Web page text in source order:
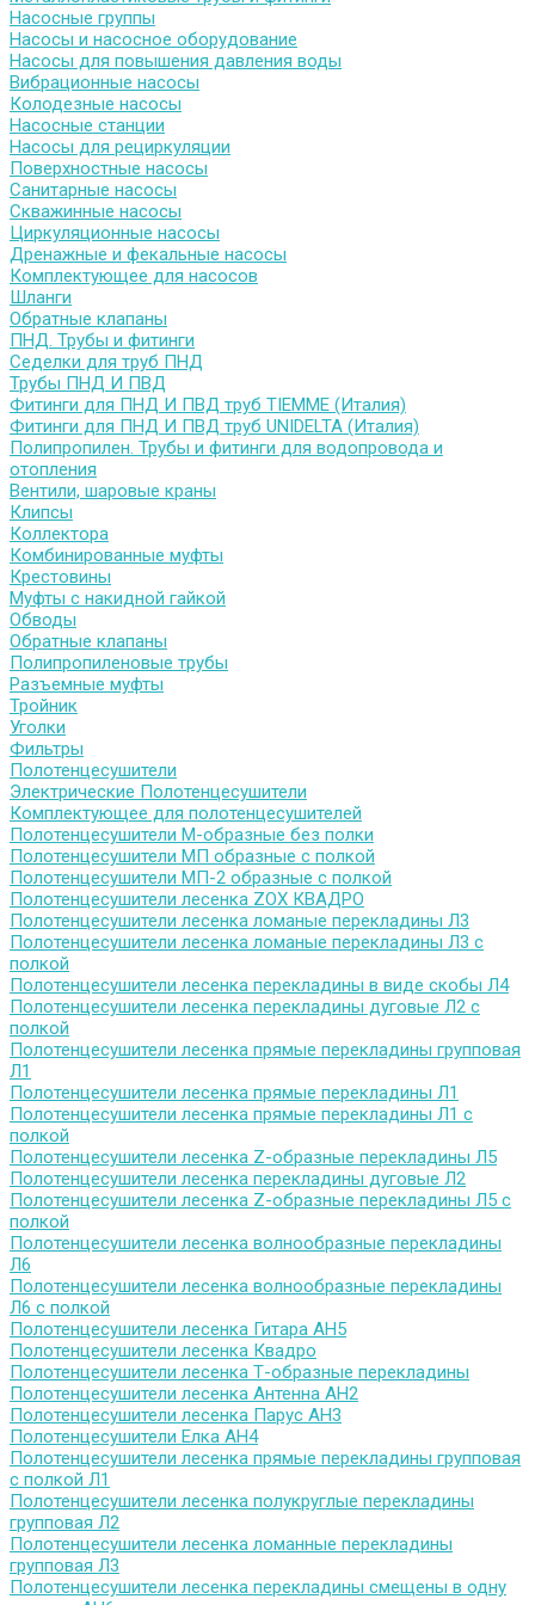
Насосные группы
Насосы и насосное оборудование
Насосы для повышения давления воды
Вибрационные насосы
Колодезные насосы
Насосные станции
Насосы для рециркуляции
Поверхностные насосы
Санитарные насосы
Скважинные насосы
Циркуляционные насосы
Дренажные и фекальные насосы
Комплектующее для насосов
Шланги
Обратные клапаны
ПНД. Трубы и фитинги
Седелки для труб ПНД
Трубы ПНД И ПВД
Фитинги для ПНД И ПВД труб TIEMME (Италия)
Фитинги для ПНД И ПВД труб UNIDELTA (Италия)
Полипропилен. Трубы и фитинги для водопровода и
отопления
Вентили, шаровые краны
Клипсы
Коллектора
Комбинированные муфты
Крестовины
Муфты с накидной гайкой
Обводы
Обратные клапаны
Полипропиленовые трубы
Разъемные муфты
Тройник
Уголки
Фильтры
Полотенцесушители
Электрические Полотенцесушители
Комплектующее для полотенцесушителей
Полотенцесушители М-образные без полки
Полотенцесушители МП образные с полкой
Полотенцесушители МП-2 образные с полкой
Полотенцесушители лесенка ZOX КВАДРО
Полотенцесушители лесенка ломаные перекладины Л3
Полотенцесушители лесенка ломаные перекладины Л3 с
полкой
Полотенцесушители лесенка перекладины в виде скобы Л4
Полотенцесушители лесенка перекладины дуговые Л2 с
полкой
Полотенцесушители лесенка прямые перекладины групповая
Л1
Полотенцесушители лесенка прямые перекладины Л1
Полотенцесушители лесенка прямые перекладины Л1 с
полкой
Полотенцесушители лесенка Z-образные перекладины Л5
Полотенцесушители лесенка перекладины дуговые Л2
Полотенцесушители лесенка Z-образные перекладины Л5 с
полкой
Полотенцесушители лесенка волнообразные перекладины
Л6
Полотенцесушители лесенка волнообразные перекладины
Л6 с полкой
Полотенцесушители лесенка Гитара АН5
Полотенцесушители лесенка Квадро
Полотенцесушители лесенка Т-образные перекладины
Полотенцесушители лесенка Антенна АН2
Полотенцесушители лесенка Парус АН3
Полотенцесушители Елка АН4
Полотенцесушители лесенка прямые перекладины групповая
с полкой Л1
Полотенцесушители лесенка полукруглые перекладины
групповая Л2
Полотенцесушители лесенка ломанные перекладины
групповая Л3
Полотенцесушители лесенка перекладины смещены в одну